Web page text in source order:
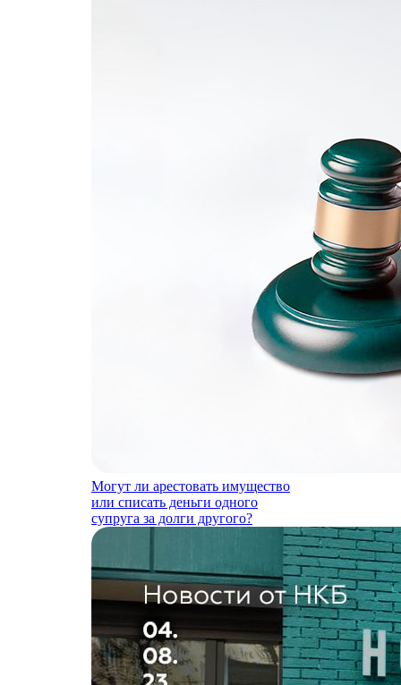
Могут ли арестовать имущество
или списать деньги одного
супруга за долги другого?